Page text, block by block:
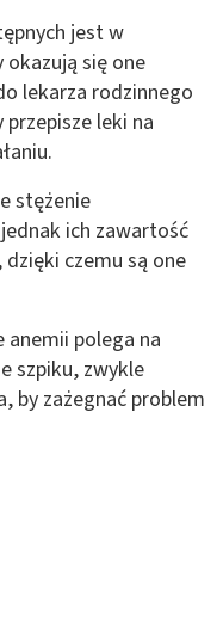
jest w
się one
lekarza rodzinnego
leki na
stężenie
ich zawartość
dzięki czemu są one
anemii polega na
szpiku, zwykle
by zażegnać problem